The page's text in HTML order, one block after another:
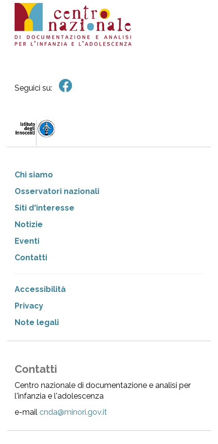
Seguici su:
Chi siamo
Osservatori nazionali
Siti d'interesse
Notizie
Eventi
Contatti
Accessibilità
Privacy
Note legali
Contatti
Centro nazionale di documentazione e analisi per
l'infanzia e l'adolescenza
e-mail cnda@minori.gov.it